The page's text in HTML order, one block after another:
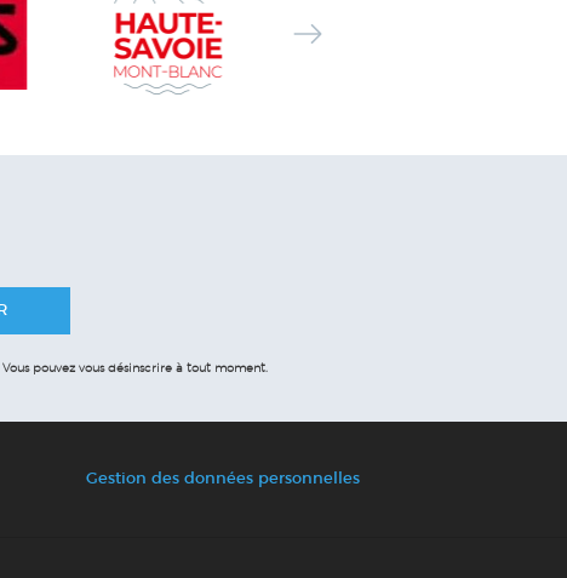
Vous pouvez vous désinscrire à tout moment.
Gestion des données personnelles